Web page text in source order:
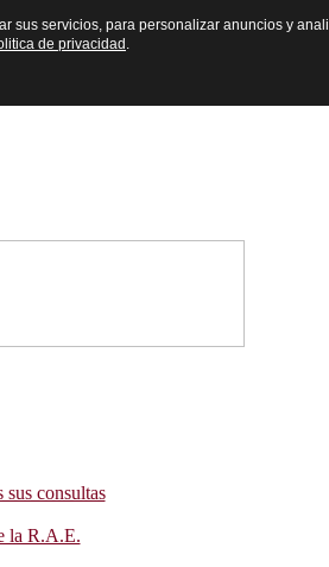
sus consultas
la R.A.E.
sus servicios, para personalizar anuncios y
de privacidad .